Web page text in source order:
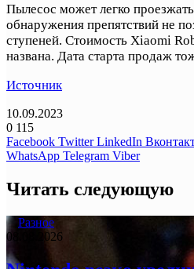
Пылесос может легко
обнаружения препятствий не
ступеней. Стоимость Xiaomi
названа. Дата старта продаж
Источник
10.09.2023
0 115
Facebook Twitter LinkedIn
WhatsApp Telegram Viber
Читать следующую
Разное
08.08.2026